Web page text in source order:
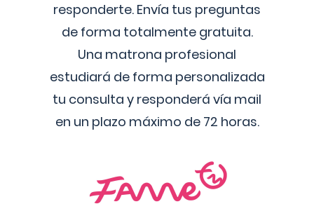
responderte. Envía tus preguntas
de forma totalmente gratuita.
Una matrona profesional
estudiará de forma personalizada
tu consulta y responderá vía mail
en un plazo máximo de 72 horas.